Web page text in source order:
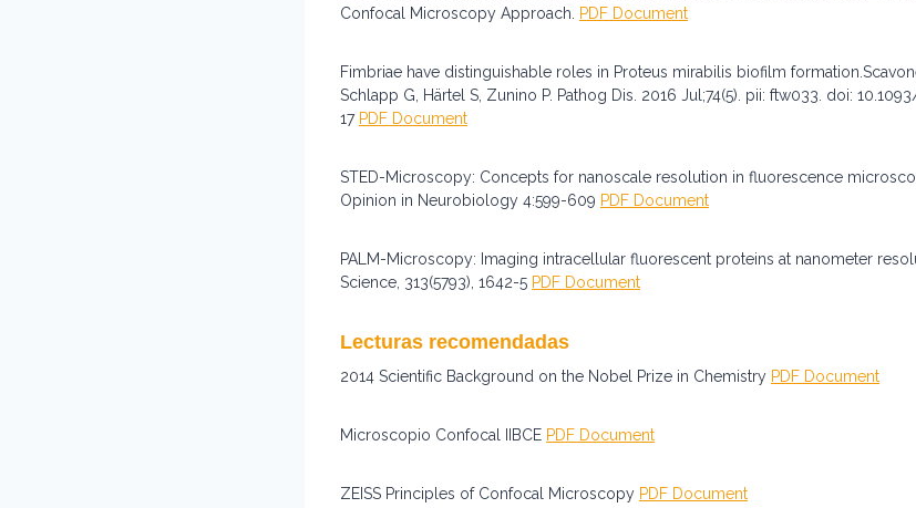
Confocal Microscopy Approach.
PDF Document
Fimbriae have distinguishable roles in Proteus mirabilis biofilm
Schlapp G, Härtel S, Zunino P. Pathog Dis. 2016 Jul;74(5). pii: ftw033. doi:
17 PDF Document
STED-Microscopy: Concepts for nanoscale resolution in fluorescence
Opinion in Neurobiology 4:599-609 PDF Document
PALM-Microscopy: Imaging intracellular fluorescent proteins at nanometer
Science, 313(5793), 1642-5 PDF Document
Lecturas recomendadas
2014 Scientific Background on the Nobel Prize in Chemistry PDF Document
Microscopio Confocal IIBCE PDF Document
ZEISS Principles of Confocal Microscopy PDF Document